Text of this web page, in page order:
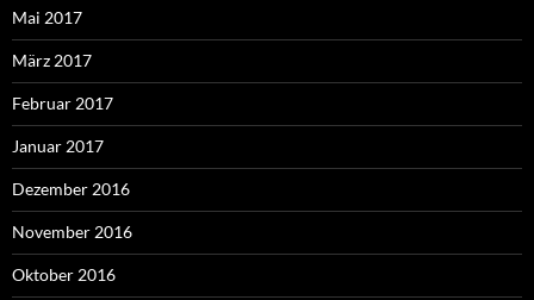
Mai 2017
März 2017
Februar 2017
Januar 2017
Dezember 2016
November 2016
Oktober 2016